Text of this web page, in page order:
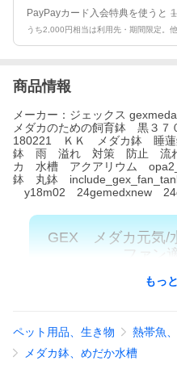
PayPayカード入会特典を使うと
うち2,000円相当は利用先・期間限定。
商品情報
メーカー：ジェックス
メダカのための飼育鉢 黒３
180221 ＫＫ メダカ鉢 睡
鉢 雨 溢れ 対策 防止 流
カ 水槽 アクアリウム
鉢 丸鉢
y18m02 24gemedxnew
GEX メダカ元気/
ファン
もっ
ペット用品、生き物 熱帯魚
メダカ鉢、めだか水槽